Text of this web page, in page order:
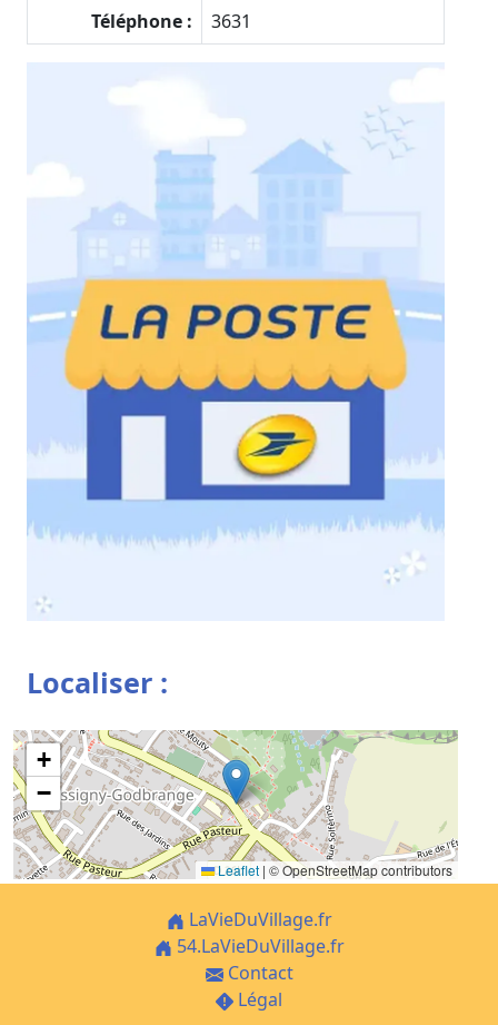
Téléphone : 3631
Localiser :
+
−
Leaflet | © OpenStreetMap contributors
LaVieDuVillage.fr
54.LaVieDuVillage.fr
Contact
Légal